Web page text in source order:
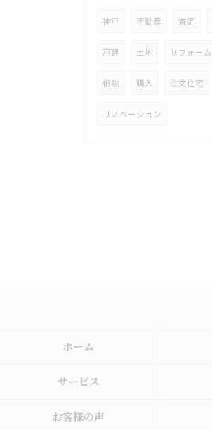
神戸 不動産 査定
戸建 土地 リフォーム
相談 購入 注文住宅
リノベーション
ホーム
サービス
お客様の声